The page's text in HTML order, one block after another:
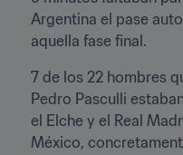
Argentina el pase
aquella fase final.
7 de los 22 hombres
Pedro Pasculli
el Elche y el Real
México,